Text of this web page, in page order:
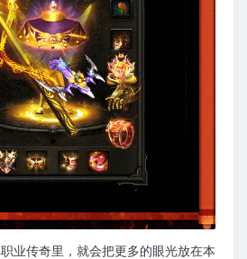
业传奇里，就会把更多的眼光放在本